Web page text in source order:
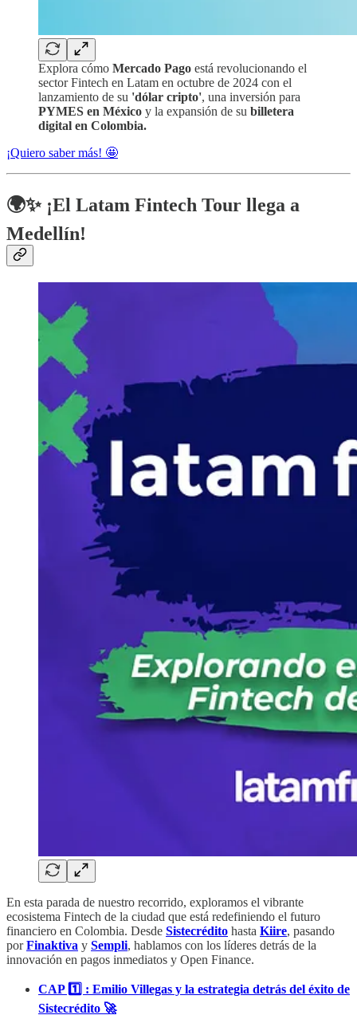
Explora cómo Mercado Pago está revolucionando el
sector Fintech en Latam en octubre de 2024 con el
lanzamiento de su 'dólar cripto', una inversión para
PYMES en México y la expansión de su billetera
digital en Colombia.
¡Quiero saber más! 🤩
🌍✨ ¡El Latam Fintech Tour llega a
Medellín!
En esta parada de nuestro recorrido, exploramos el vibrante
ecosistema Fintech de la ciudad que está redefiniendo el futuro
financiero en Colombia. Desde Sistecrédito hasta Kiire, pasando
porFinaktiva y Sempli, hablamos con los líderes detrás de la
innovación en pagos inmediatos y Open Finance.
CAP 1️⃣ : Emilio Villegas y la estrategia detrás del éxito de
Sistecrédito 🚀